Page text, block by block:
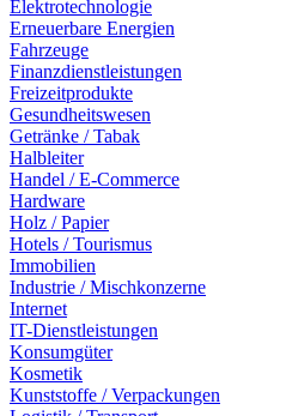
Elektrotechnologie
Erneuerbare Energien
Fahrzeuge
Finanzdienstleistungen
Freizeitprodukte
Gesundheitswesen
Getränke / Tabak
Halbleiter
Handel / E-Commerce
Hardware
Holz / Papier
Hotels / Tourismus
Immobilien
Industrie / Mischkonzerne
Internet
IT-Dienstleistungen
Konsumgüter
Kosmetik
Kunststoffe / Verpackungen